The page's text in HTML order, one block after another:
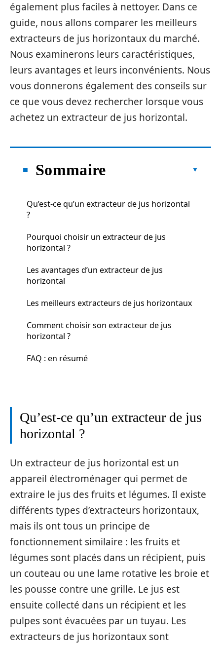
également plus faciles à nettoyer. Dans ce
guide, nous allons comparer les meilleurs
extracteurs de jus horizontaux du marché.
Nous examinerons leurs caractéristiques,
leurs avantages et leurs inconvénients. Nous
vous donnerons également des conseils sur
ce que vous devez rechercher lorsque vous
achetez un extracteur de jus horizontal.
Sommaire
Qu’est-ce qu’un extracteur de jus horizontal
?
Pourquoi choisir un extracteur de jus
horizontal ?
Les avantages d’un extracteur de jus
horizontal
Les meilleurs extracteurs de jus horizontaux
Comment choisir son extracteur de jus
horizontal ?
FAQ : en résumé
Qu’est-ce qu’un extracteur de jus
horizontal ?
Un extracteur de jus horizontal est un
appareil électroménager qui permet de
extraire le jus des fruits et légumes. Il existe
différents types d’extracteurs horizontaux,
mais ils ont tous un principe de
fonctionnement similaire : les fruits et
légumes sont placés dans un récipient, puis
un couteau ou une lame rotative les broie et
les pousse contre une grille. Le jus est
ensuite collecté dans un récipient et les
pulpes sont évacuées par un tuyau. Les
extracteurs de jus horizontaux sont